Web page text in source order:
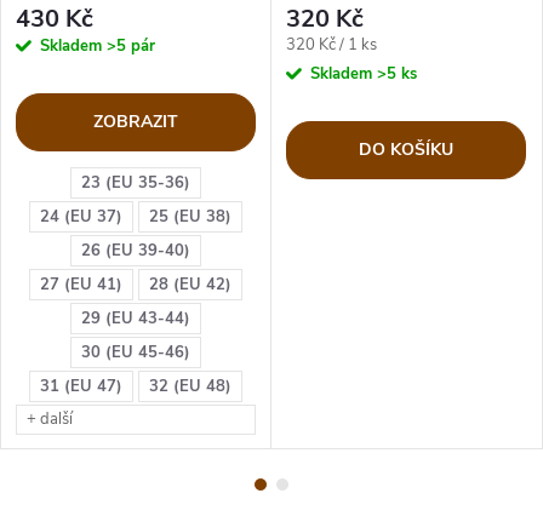
23 (EU 35-36)
24 (EU 37)
25 (EU 38)
26 (EU 39-40)
27 (EU 41)
28 (EU 42)
29 (EU 43-44)
30 (EU 45-46)
31 (EU 47)
32 (EU 48)
+ další
430 Kč
Skladem >5 pár
ZOBRAZIT
320 Kč
Měrná
cena:
320 Kč / 1 ks
Skladem >5 ks
DO KOŠÍKU